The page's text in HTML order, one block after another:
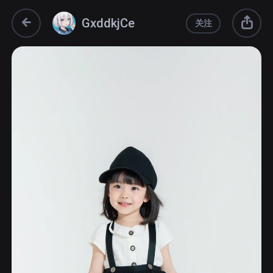
GxddkjCe 关注